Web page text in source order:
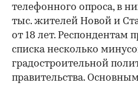
телефонного опроса, в
тыс. жителей Новой и
от 18 лет. Респондентам
списка несколько
градостроительной
правительства.